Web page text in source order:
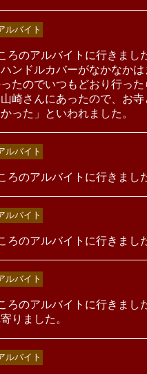
ルバイト
ろのアルバイトに行きまし
ンドルカバーがなかなか
たのでいつもどおり行っ
崎さんにあったので、お
った」といわれました。
ルバイト
ろのアルバイトに行きまし
ルバイト
ろのアルバイトに行きまし
ルバイト
ろのアルバイトに行きまし
りました。
ルバイト